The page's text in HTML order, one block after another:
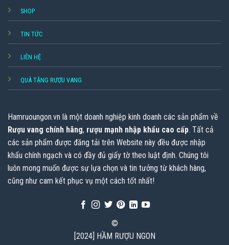
SHOP
TIN TỨC
LIÊN HỆ
QUÀ TẶNG RƯỢU VANG
Hamruoungon.vn là một doanh nghiệp kinh doanh các sản phẩm về
Rượu vang chính hãng, rượu mạnh nhập khẩu cao cấp. Tất cả
các sản phẩm được đăng tải trên Website này đều được nhập
khẩu chính ngạch và có đầy đủ giấy tờ theo luật định. Chúng tôi
luôn mong muốn được sự lựa chọn và tin tưởng từ khách hàng,
cũng như cam kết phục vụ một cách tốt nhất!
©
[2024] HẦM RƯỢU NGON